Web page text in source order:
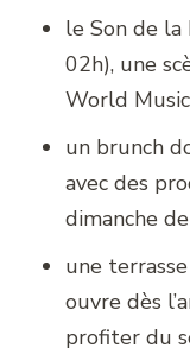
le Son de
02h), une
World
un brunch
avec des
dimanche
une
ouvre dès
profiter du